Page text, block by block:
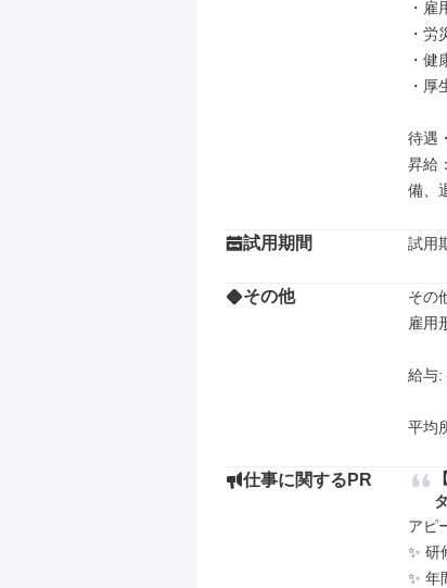
・雇
・労
・健
・厚
待遇
昇給
備、
試用期間 試用
その他
その
雇用
給与:
平均
仕事に関するPR
アピ
✨ 研
✨ 年